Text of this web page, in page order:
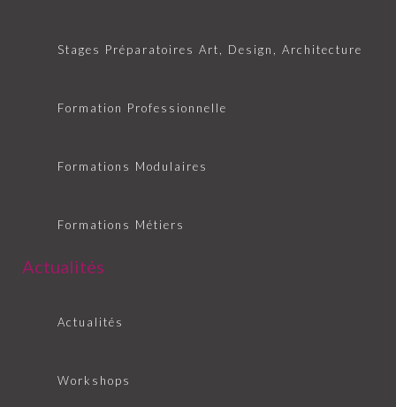
Stages Préparatoires Art, Design, Architecture
Formation Professionnelle
Formations Modulaires
Formations Métiers
Actualités
Actualités
Workshops